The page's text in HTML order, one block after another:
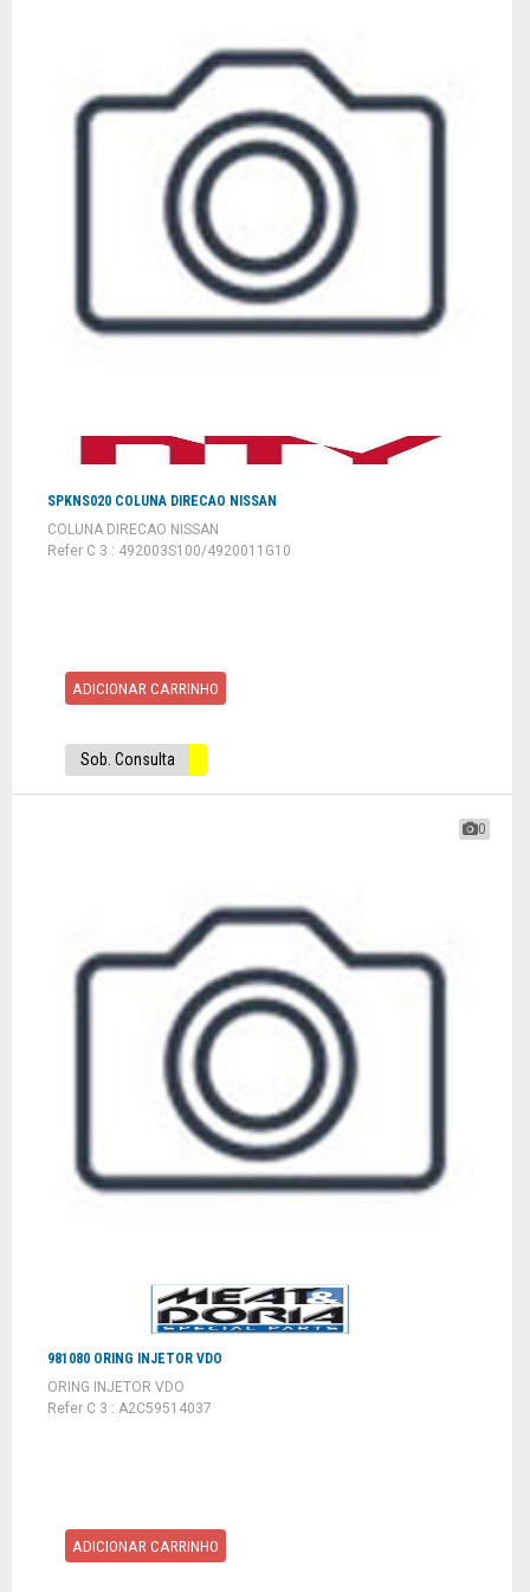
SPKNS020 COLUNA DIRECAO NISSAN
COLUNA DIRECAO NISSAN
Refer C 3 : 492003S100/4920011G10
ADICIONAR CARRINHO
Sob. Consulta
0
981080 ORING INJETOR VDO
ORING INJETOR VDO
Refer C 3 : A2C59514037
ADICIONAR CARRINHO